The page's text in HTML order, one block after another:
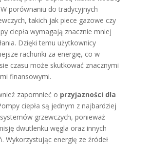
W porównaniu do tradycyjnych
takich jak piece gazowe czy
ciepła wymagają znacznie mniej
Dzięki temu użytkownicy
rachunki za energię, co w
czasu może skutkować znacznymi
finansowymi.
zapomnieć o przyjazności dla
ciepła są jednym z najbardziej
grzewczych, ponieważ
dwutlenku węgla oraz innych
Wykorzystując energię ze źródeł